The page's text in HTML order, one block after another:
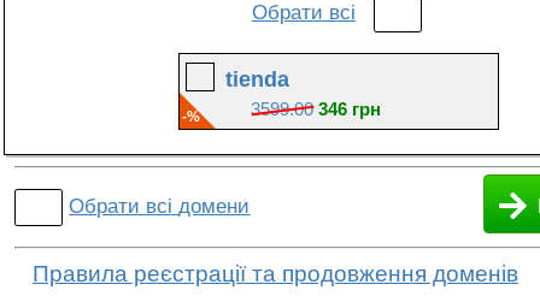
Обрати всі
-%
tienda
3599.00 346 грн
Обрати всідомени
Правила реєстрації та продовження доменів